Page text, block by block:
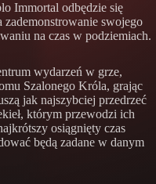
Immortal odbędzie się
zademonstrowanie swojego
na czas w podziemiach.
wydarzeń w grze,
Szalonego Króla, grając
jak najszybciej przedrzeć
którym przewodzi ich
osiągnięty czas
będą zadane w danym